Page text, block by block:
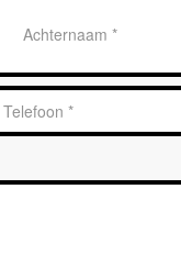
Telefoon